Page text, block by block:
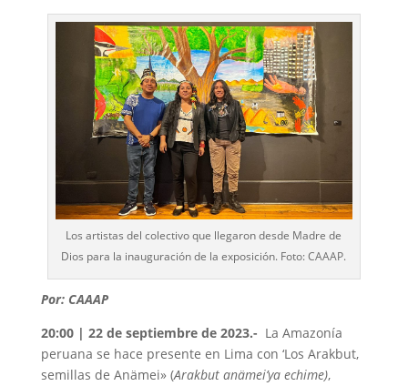
Los artistas del colectivo que llegaron desde Madre de
Dios para la inauguración de la exposición. Foto: CAAAP.
Por: CAAAP
20:00 | 22 de septiembre de 2023.- La Amazonía
peruana se hace presente en Lima con ‘Los Arakbut,
semillas de Anämei» (Arakbut anämei’ya echime),